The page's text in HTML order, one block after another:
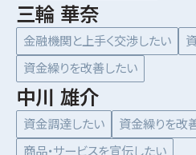
三輪 華奈
金融機関と上手く交渉したい
資金繰りを改善したい
中川 雄介
資金調達したい
資金繰りを改
商品・サービスを宣伝したい